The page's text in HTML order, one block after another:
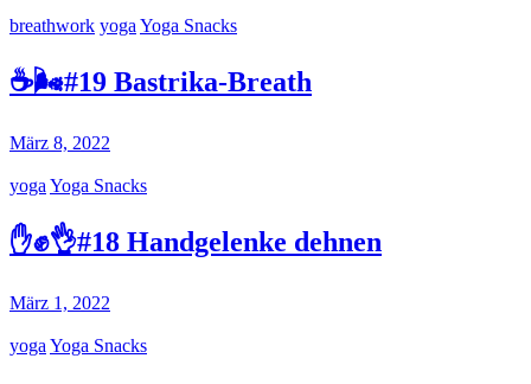
breathwork yoga Yoga Snacks
☕🌬️#19 Bastrika-Breath
März 8, 2022
yoga Yoga Snacks
✋✊👌#18 Handgelenke dehnen
März 1, 2022
yoga Yoga Snacks